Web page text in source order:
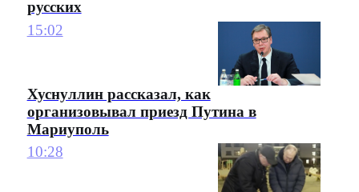
русских
15:02
Хуснуллин рассказал, как
организовывал приезд Путина в
Мариуполь
10:28